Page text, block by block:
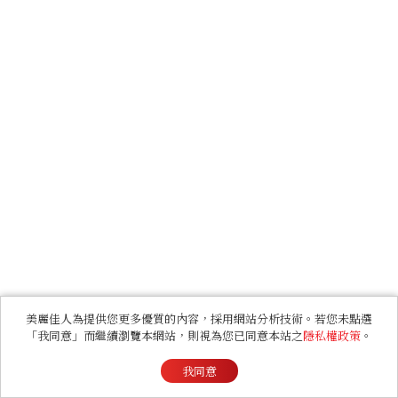
美麗佳人為提供您更多優質的內容，採用網站分析技術。若您未點選
「我同意」而繼續瀏覽本網站，則視為您已同意本站之隱私權政策 。
我同意